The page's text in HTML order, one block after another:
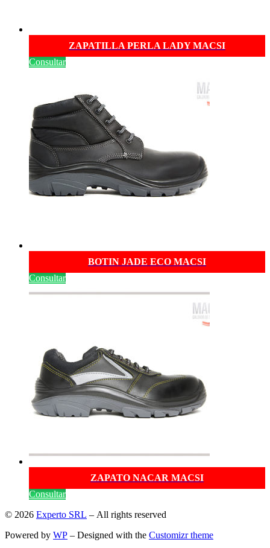
ZAPATILLA PERLA LADY MACSI
Consultar
BOTIN JADE ECO MACSI
Consultar
ZAPATO NACAR MACSI
Consultar
© 2026 Experto SRL – All rights reserved
Powered by WP – Designed with the Customizr theme